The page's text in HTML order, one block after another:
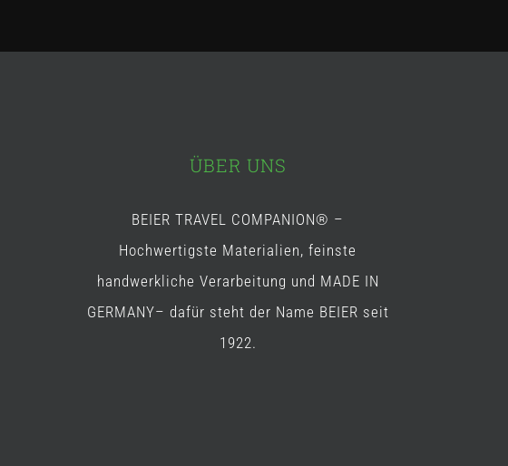
ÜBER UNS
BEIER TRAVEL COMPANION® –
Hochwertigste Materialien, feinste
handwerkliche Verarbeitung und MADE IN
GERMANY– dafür steht der Name BEIER seit
1922.